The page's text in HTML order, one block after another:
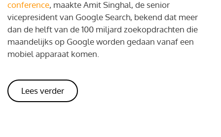
conference, maakte Amit Singhal, de senior
vicepresident van Google Search, bekend dat meer
dan de helft van de 100 miljard zoekopdrachten die
maandelijks op Google worden gedaan vanaf een
mobiel apparaat komen.
Lees verder